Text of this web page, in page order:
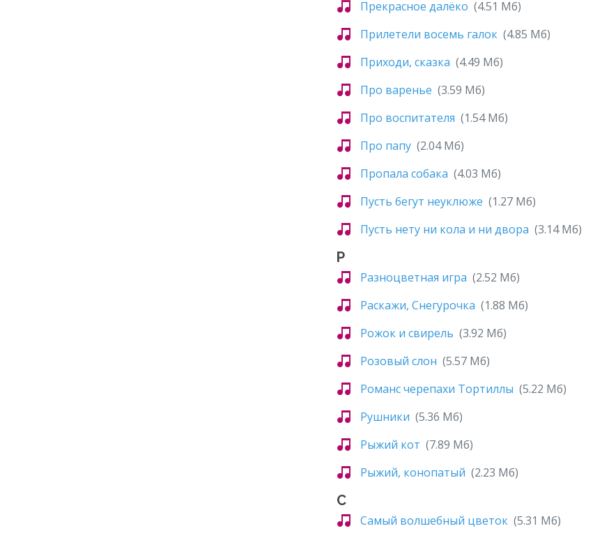
Прекрасное далёко (4.51 Мб)
Прилетели восемь галок (4.85 Мб)
Приходи, сказка (4.49 Мб)
Про варенье (3.59 Мб)
Про воспитателя (1.54 Мб)
Про папу (2.04 Мб)
Пропала собака (4.03 Мб)
Пусть бегут неуклюже (1.27 Мб)
Пусть нету ни кола и ни двора (3.14 Мб)
Р
Разноцветная игра (2.52 Мб)
Раскажи, Снегурочка (1.88 Мб)
Рожок и свирель (3.92 Мб)
Розовый слон (5.57 Мб)
Романс черепахи Тортиллы (5.22 Мб)
Рушники (5.36 Мб)
Рыжий кот (7.89 Мб)
Рыжий, конопатый (2.23 Мб)
С
Самый волшебный цветок (5.31 Мб)